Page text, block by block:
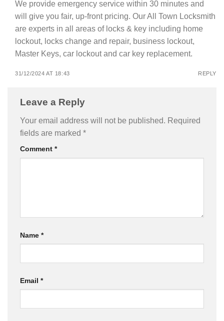
We provide emergency service within 30 minutes and
will give you fair, up-front pricing. Our All Town Locksmith
are experts in all areas of locks & key including home
lockout, locks change and repair, business lockout,
Master Keys, car lockout and car key replacement.
31/12/2024 AT 18:43 REPLY
Leave a Reply
Your email address will not be published. Required
fields are marked *
Comment *
Name *
Email *